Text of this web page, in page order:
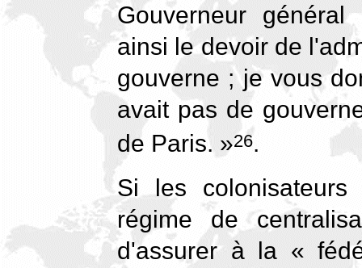
Gouverneur
ainsi le devoir de
gouverne ; je vous
avait pas de
de Paris. »26.
Si les
régime de
d'assurer à la «